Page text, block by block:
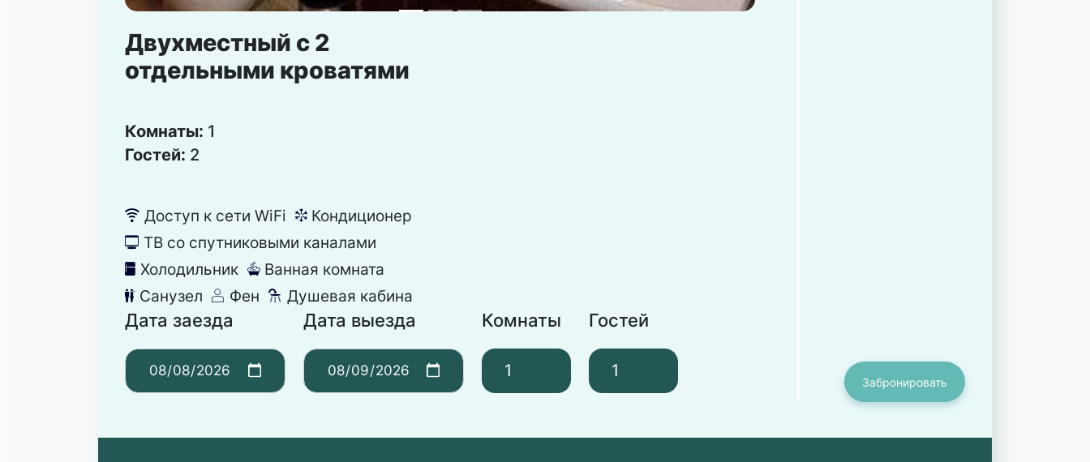
Двухместный с 2
отдельными кроватями
Комнаты: 1
Гостей: 2
뀄 Доступ к сети WiFi 뀸 Кондиционер
넎 ТВ со спутниковыми каналами
녒 Холодильник 넸 Ванная комната
댃 Санузел 덶 Фен 댴 Душевая кабина
Дата заезда Дата выезда Комнаты Гостей